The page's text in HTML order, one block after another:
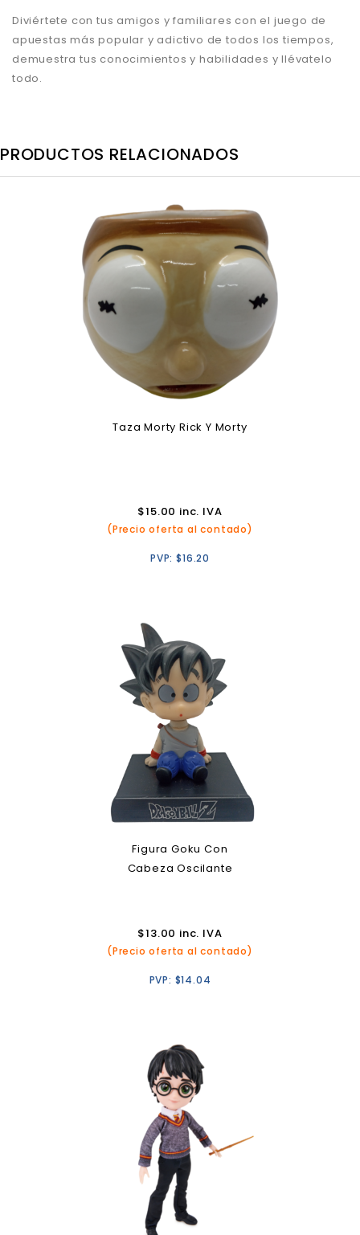
Diviértete con tus amigos y familiares con el juego de
apuestas más popular y adictivo de todos los tiempos,
demuestra tus conocimientos y habilidades y llévatelo
todo.
PRODUCTOS RELACIONADOS
Taza Morty Rick Y Morty
$15.00 inc. IVA
(Precio oferta al contado)
PVP:$16.20
Figura Goku Con
Cabeza Oscilante
$13.00 inc. IVA
(Precio oferta al contado)
PVP: $14.04